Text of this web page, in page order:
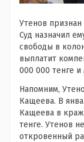
Утенов
Суд назначил
свободы в
выплатит
000 000 тенге
Напомним,
Кащеева. В
Кащеева в
тенге. Утенов
откровенный